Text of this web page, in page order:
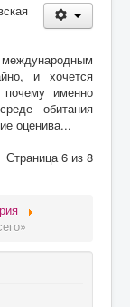
и хочется
именно
обитания
оценива...
Страница 6 из 8